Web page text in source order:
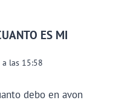
ES MI
las 15:58
debo en avon